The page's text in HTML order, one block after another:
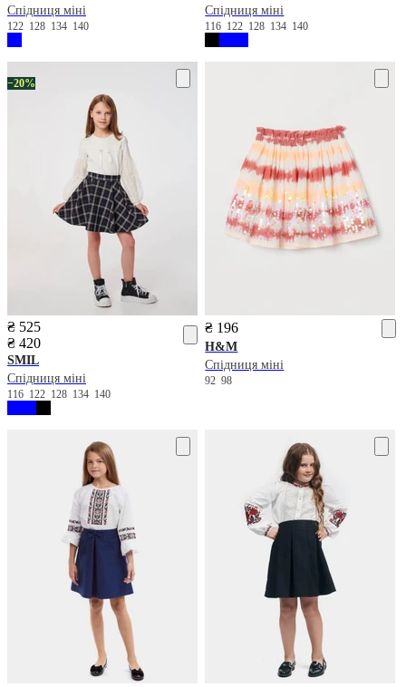
Спідниця міні
122 128 134 140
Спідниця міні
116 122 128 134 140
−20%
₴ 525
₴ 420
SMIL
Спідниця міні
116 122 128 134 140
₴ 196
H&M
Спідниця міні
9298